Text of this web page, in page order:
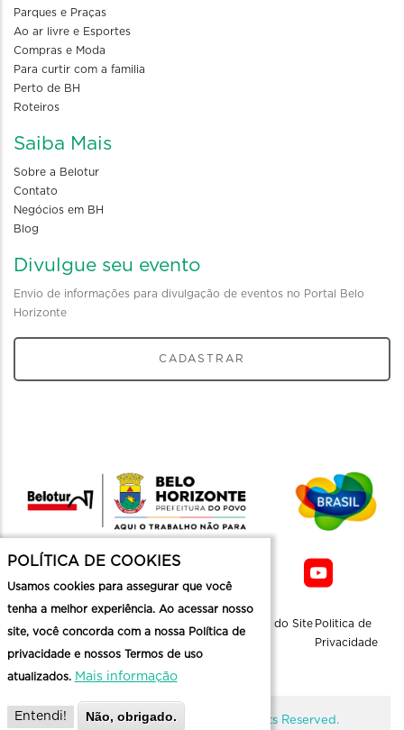
Parques e Praças
Ao ar livre e Esportes
Compras e Moda
Para curtir com a familia
Perto de BH
Roteiros
Saiba Mais
Sobre a Belotur
Contato
Negócios em BH
Blog
Divulgue seu evento
Envio de informações para divulgação de eventos no Portal Belo
Horizonte
CADASTRAR
Mapa do Site Politica de
Privacidade
@ Copyright Belotur 2026. All Rights Reserved.
POLÍTICA DE COOKIES
Usamos cookies para assegurar que você
tenha a melhor experiência. Ao acessar nosso
site, você concorda com a nossa Política de
privacidade e nossos Termos de uso
atualizados. Mais informação
Entendi! Não, obrigado.